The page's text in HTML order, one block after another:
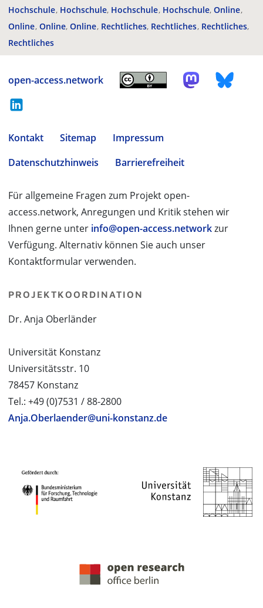
Hochschule Hochschule Hochschule Hochschule Online
Online Online Online Rechtliches Rechtliches Rechtliches
Rechtliches
open-access.network
Kontakt Sitemap
Impressum
Datenschutzhinweis
Barrierefreiheit
Für allgemeine Fragen zum Projekt open-
access.network, Anregungen und Kritik stehen wir
Ihnen gerne unter info@open-access.networkzur
Verfügung. Alternativ können Sie auch unser
Kontaktformular verwenden.
PROJEKTKOORDINATION
Dr. Anja Oberländer
Universität Konstanz
Universitätsstr. 10
78457 Konstanz
Tel.: +49 (0)7531 / 88-2800
Anja.Oberlaender@uni-konstanz.de